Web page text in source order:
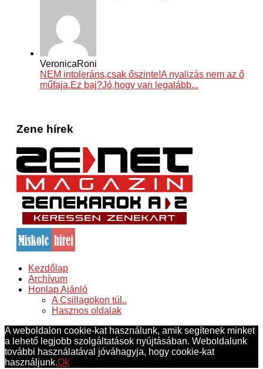
VeronicaRoni
NEM intoleráns,csak őszinte!A nyalizás nem az ő
műfaja.Ez baj?Jó,hogy van legalább...
Zene hírek
Kezdőlap
Archívum
Honlap Ajánló
A Csillagokon túl..
Hasznos oldalak
A weboldalon cookie-kat használunk, amik segítenek minket
a lehető legjobb szolgáltatások nyújtásában. Weboldalunk
további használatával jóváhagyja, hogy cookie-kat
használjunk.Ok